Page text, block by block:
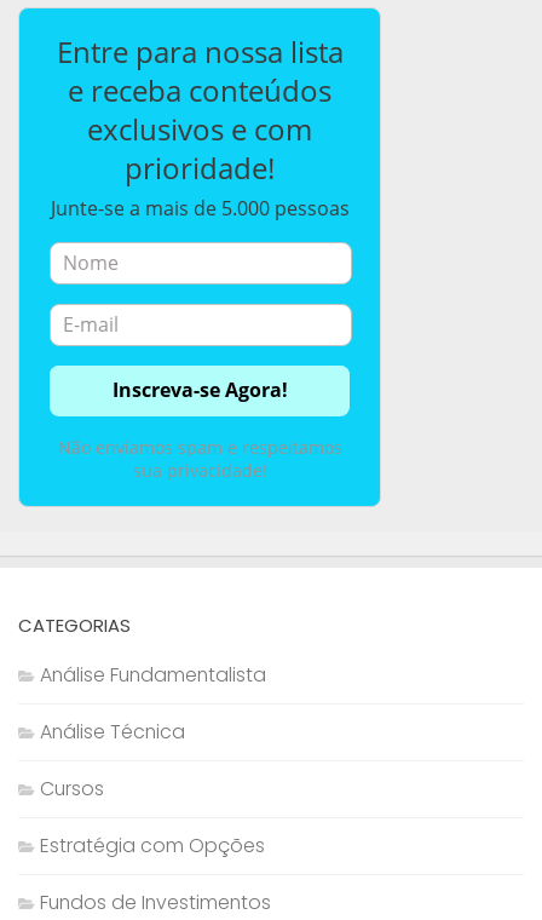
Entre para nossa lista
e receba conteúdos
exclusivos e com
prioridade!
Junte-se a mais de 5.000 pessoas
Não enviamos spam e respeitamos
sua privacidade!
CATEGORIAS
Análise Fundamentalista
Análise Técnica
Cursos
Estratégia com Opções
Fundos de Investimentos